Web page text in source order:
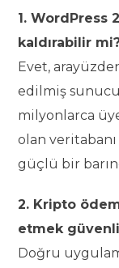
1. WordPress
kaldırabilir
Evet,
edilmiş sunucu
milyonlarca
olan
güçlü bir
2. Kripto
etmek
Doğru